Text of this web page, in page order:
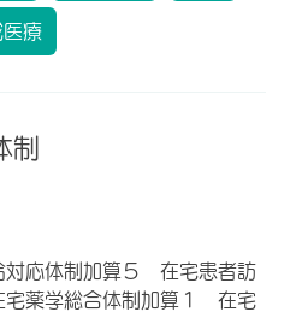
医療
制
対応体制加算５ 在宅患者訪
薬学総合体制加算１ 在宅